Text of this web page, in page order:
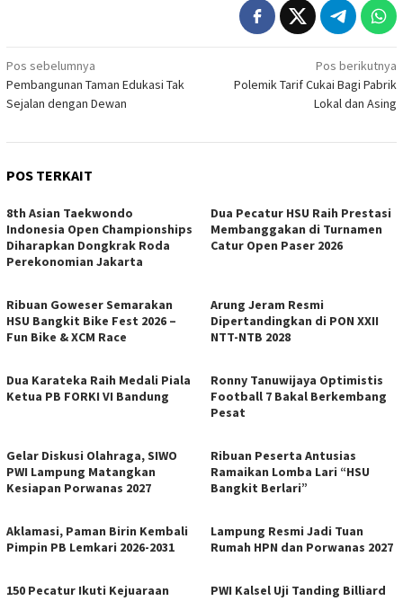
Navigasi
pos
Pos sebelumnya
Pembangunan Taman Edukasi Tak
Sejalan dengan Dewan
Pos berikutnya
Polemik Tarif Cukai Bagi Pabrik
Lokal dan Asing
POS TERKAIT
8th Asian Taekwondo
Indonesia Open Championships
Diharapkan Dongkrak Roda
Perekonomian Jakarta
Dua Pecatur HSU Raih Prestasi
Membanggakan di Turnamen
Catur Open Paser 2026
Ribuan Goweser Semarakan
HSU Bangkit Bike Fest 2026 –
Fun Bike & XCM Race
Arung Jeram Resmi
Dipertandingkan di PON XXII
NTT-NTB 2028
Dua Karateka Raih Medali Piala
Ketua PB FORKI VI Bandung
Ronny Tanuwijaya Optimistis
Football 7 Bakal Berkembang
Pesat
Gelar Diskusi Olahraga, SIWO
PWI Lampung Matangkan
Kesiapan Porwanas 2027
Ribuan Peserta Antusias
Ramaikan Lomba Lari “HSU
Bangkit Berlari”
​Aklamasi, Paman Birin Kembali
Pimpin PB Lemkari 2026-2031
Lampung Resmi Jadi Tuan
Rumah HPN dan Porwanas 2027
150 Pecatur Ikuti Kejuaraan
PWI Kalsel Uji Tanding Billiard